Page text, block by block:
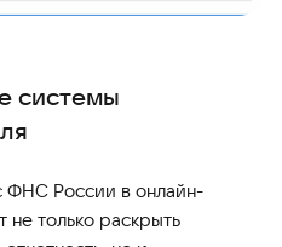
системы
ФНС России в онлайн-
только раскрыть